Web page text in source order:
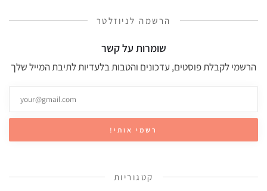
הרשמה לניוזלטר
שומרות על קשר
הרשמי לקבלת פוסטים, עדכונים והטבות בלעדיות לתיבת המייל שלך
קטגוריות